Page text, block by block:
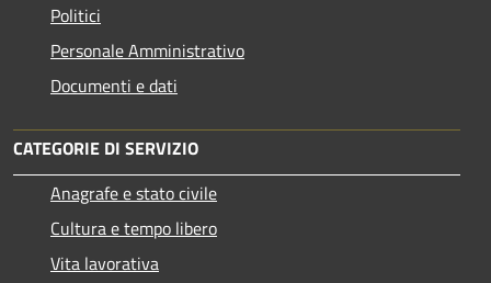
Politici
Personale Amministrativo
Documenti e dati
CATEGORIE DI SERVIZIO
Anagrafe e stato civile
Cultura e tempo libero
Vita lavorativa